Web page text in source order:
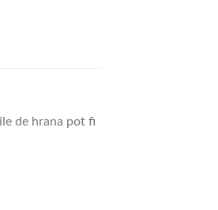
de hrana pot fi